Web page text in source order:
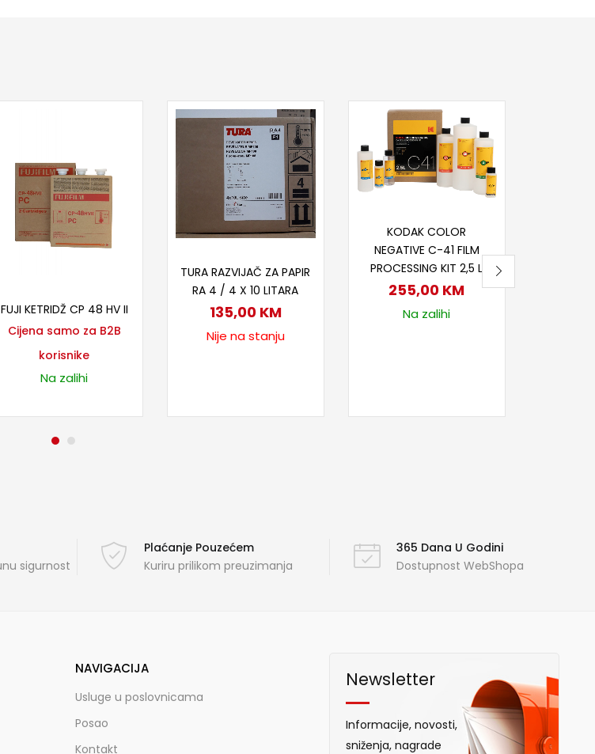
FUJI KETRIDŽ CP 48 HV II
Cijena samo za B2B
korisnike
Na zalihi
TURA RAZVIJAČ ZA PAPIR
RA 4 / 4 X 10 LITARA
135,00 KM
Nije na stanju
KODAK COLOR
NEGATIVE C-41 FILM
PROCESSING KIT 2,5 L
255,00 KM
Na zalihi
sigurnost
Plaćanje Pouzećem
Kuriru prilikom preuzimanja
365 Dana U Godini
Dostupnost WebShopa
NAVIGACIJA
Usluge u poslovnicama
Posao
Kontakt
Newsletter
Informacije, novosti,
sniženja, nagrade